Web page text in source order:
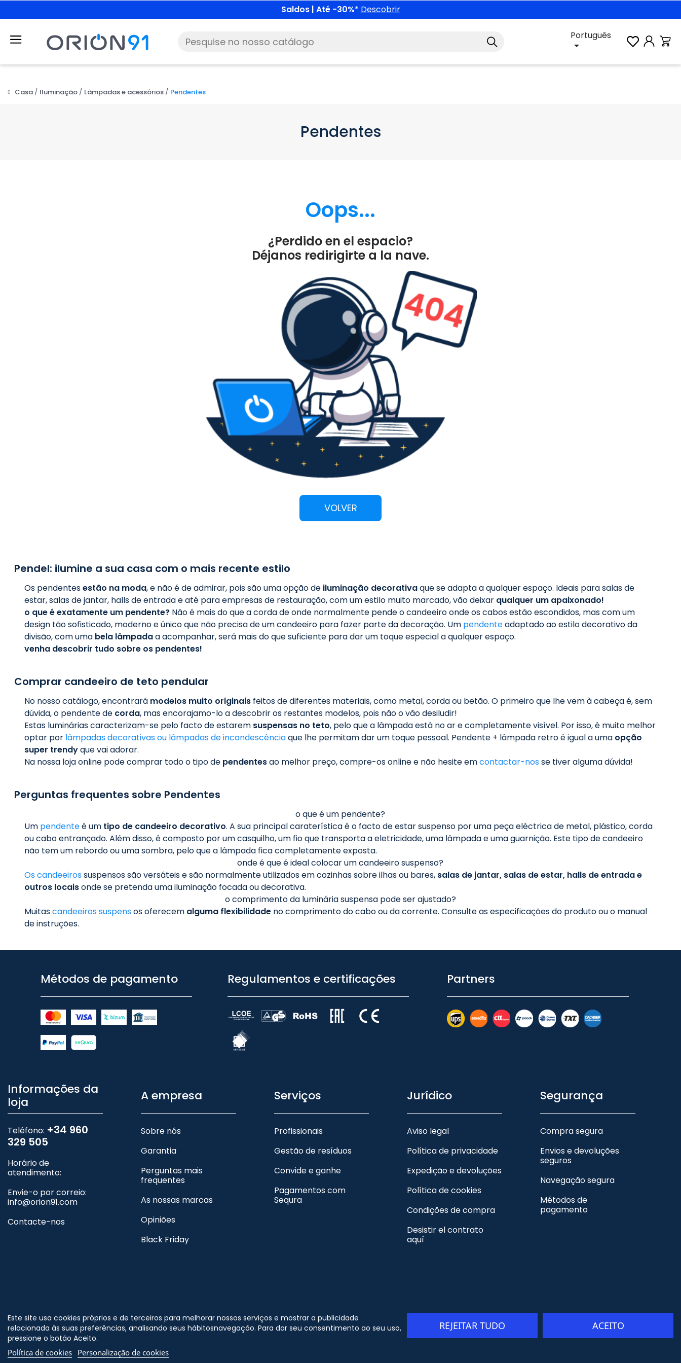
Saldos | Até -30%* Descobrir
Português

Casa Iluminação Lâmpadas e acessórios Pendentes
Pendentes
Oops...
¿Perdido en el espacio?
Déjanos redirigirte a la nave.
VOLVER
Pendel: ilumine a sua casa com o mais recente estilo
Os pendentesestão na moda, e não é de admirar, pois são uma opção de iluminação decorativaque se adapta a qualquer espaço. Ideais para salas de
estar, salas de jantar, halls de entrada e até para empresas de restauração, com um estilo muito marcado, vão deixar qualquer um apaixonado!
o que é exatamente um pendente?Não é mais do que a corda de onde normalmente pende o candeeiro onde os cabos estão escondidos, mas com um
design tão sofisticado, moderno e único que não precisa de um candeeiro para fazer parte da decoração. Um pendenteadaptado ao estilo decorativo da
divisão, com uma bela lâmpadaa acompanhar, será mais do que suficiente para dar um toque especial a qualquer espaço.
venha descobrir tudo sobre os pendentes!
Comprar candeeiro de teto pendular
No nosso catálogo, encontrará modelos muito originaisfeitos de diferentes materiais, como metal, corda ou betão. O primeiro que lhe vem à cabeça é, sem
dúvida, o pendente de corda, mas encorajamo-lo a descobrir os restantes modelos, pois não o vão desiludir!
Estas luminárias caracterizam-se pelo facto de estarem suspensas no teto, pelo que a lâmpada está no ar e completamente visível. Por isso, é muito melhor
optar por lâmpadas decorativas ou lâmpadas de incandescênciaque lhe permitam dar um toque pessoal. Pendente + lâmpada retro é igual a uma opção
super trendyque vai adorar.
Na nossa loja online pode comprar todo o tipo de pendentesao melhor preço, compre-os online e não hesite emcontactar-nosse tiver alguma dúvida!
Perguntas frequentes sobre Pendentes
o que é um pendente?
Um pendenteé um tipo de candeeiro decorativo. A sua principal caraterística é o facto de estar suspenso por uma peça eléctrica de metal, plástico, corda
ou cabo entrançado. Além disso, é composto por um casquilho, um fio que transporta a eletricidade, uma lâmpada e uma guarnição. Este tipo de candeeiro
não tem um rebordo ou uma sombra, pelo que a lâmpada fica completamente exposta.
onde é que é ideal colocar um candeeiro suspenso?
Os candeeirossuspensos são versáteis e são normalmente utilizados em cozinhas sobre ilhas ou bares, salas de jantar, salas de estar, halls de entrada e
outros locaisonde se pretenda uma iluminação focada ou decorativa.
o comprimento da luminária suspensa pode ser ajustado?
Muitascandeeiros suspensos oferecem alguma flexibilidadeno comprimento do cabo ou da corrente. Consulte as especificações do produto ou o manual
de instruções.
Métodos de pagamento Regulamentos e certificações Partners
Informações da
loja
Teléfono: +34 960
329 505
Horário de
atendimento:
Envie-o por correio:
info@orion91.com
Contacte-nos
A empresa
Sobre nós
Garantia
Perguntas mais
frequentes
As nossas marcas
Opiniões
Black Friday
Serviços
Profissionais
Gestão de resíduos
Convide e ganhe
Pagamentos com
Sequra
Jurídico
Aviso legal
Política de privacidade
Expedição e devoluções
Política de cookies
Condições de compra
Desistir el contrato
aquí
Segurança
Compra segura
Envios e devoluções
seguros
Navegação segura
Métodos de
pagamento
Este site usa cookies próprios e de terceiros para melhorar nossos serviços e mostrar a publicidade
relacionada às suas preferências, analisando seus hábitosnavegação. Para dar seu consentimento ao seu uso,
pressione o botão Aceito.
Política de cookies Personalização de cookies
REJEITAR TUDO ACEITO
Nos siga no
© Copyright - ORION91 - CIF B10982650 - Todos os direitos
reservados